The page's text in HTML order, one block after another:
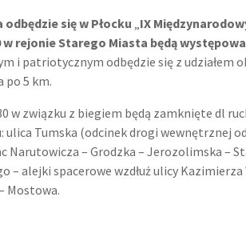
się w Płocku „IX
w rejonie Starego Miasta będą
i patriotycznym odbędzie się z udziałem
po 5 km.
w związku z biegiem będą zamknięte dl
ulica Tumska (odcinek drogi wewnętrznej
Narutowicza – Grodzka – Jerozolimska –
– alejki spacerowe wzdłuż ulicy
Mostowa.